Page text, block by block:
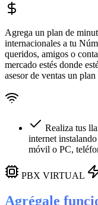
Agrega un plan de
internacionales a tu
queridos, amigos o
mercado estés donde
asesor de ventas un
Realiza tus
internet
móvil o PC,
PBX VIRTUAL
Agrégale